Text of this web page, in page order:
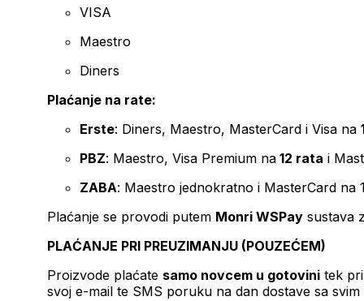
VISA
Maestro
Diners
Plaćanje na rate:
Erste: Diners, Maestro, MasterCard i Visa na
PBZ: Maestro, Visa Premium na 12 rata i
ZABA: Maestro jednokratno i MasterCard na
Plaćanje se provodi putem Monri WSPay sustava
PLAĆANJE PRI PREUZIMANJU (POUZEĆEM)
Proizvode plaćate samo novcem u gotovini tek
svoj e-mail te SMS poruku na dan dostave sa svim